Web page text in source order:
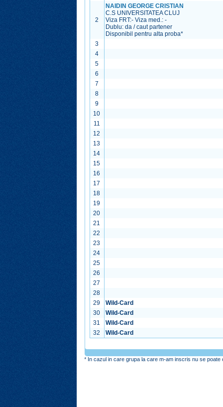
2
NAIDIN GEORGE CRISTIAN
C.S UNIVERSITATEA CLUJ
Viza FRT:- Viza med.:-
Dublu: da / caut partener
Disponibil pentru alta proba*
3
4
5
6
7
8
9
10
11
12
13
14
15
16
17
18
19
20
21
22
23
24
25
26
27
28
29
Wild-Card
30
Wild-Card
31
Wild-Card
32
Wild-Card
* In cazul in care grupa la care m-am inscris nu se poate